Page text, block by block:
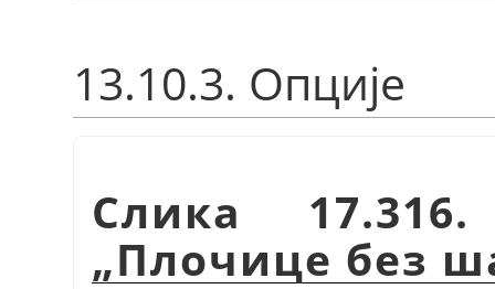
13.10.3. Опције
Слика
„Плочице без